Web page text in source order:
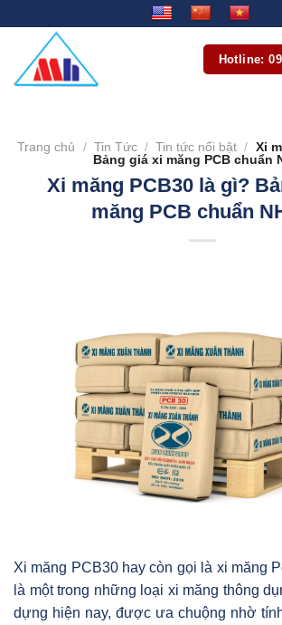
dung
Hotline:
Trang chủ / Tin Tức / Tin tức nổi bật / Xi
Bảng giá xi măng PCB chuẩn
Xi măng PCB30 là gì?
măng PCB chuẩn
Xi măng PCB30 hay còn gọi là xi măng
là một trong những loại xi măng thông
dựng hiện nay, được ưa chuộng nhờ